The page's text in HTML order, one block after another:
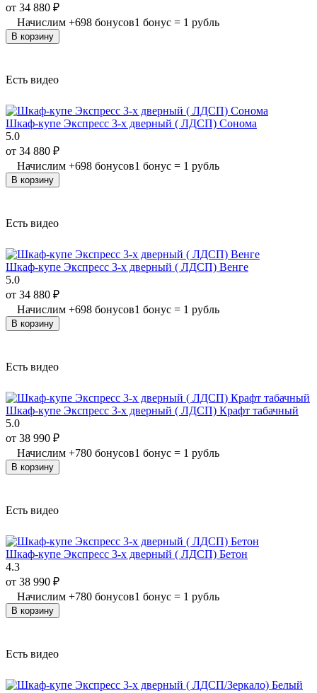
от 34 880 ₽
Начислим +698 бонусов1 бонус = 1 рубль
В корзину
Есть видео
Шкаф-купе Экспресс 3-х дверный ( ЛДСП) Сонома
5.0
от 34 880 ₽
Начислим +698 бонусов1 бонус = 1 рубль
В корзину
Есть видео
Шкаф-купе Экспресс 3-х дверный ( ЛДСП) Венге
5.0
от 34 880 ₽
Начислим +698 бонусов1 бонус = 1 рубль
В корзину
Есть видео
Шкаф-купе Экспресс 3-х дверный ( ЛДСП) Крафт табачный
5.0
от 38 990 ₽
Начислим +780 бонусов1 бонус = 1 рубль
В корзину
Есть видео
Шкаф-купе Экспресс 3-х дверный ( ЛДСП) Бетон
4.3
от 38 990 ₽
Начислим +780 бонусов1 бонус = 1 рубль
В корзину
Есть видео